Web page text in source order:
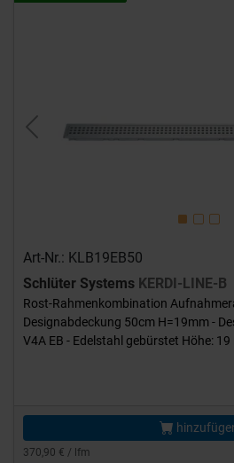
Previous
Art-Nr.: KLB19EB50
Schlüter Systems KERDI-LINE-B
Rost-Rahmenkombination
Designabdeckung 50cm H=19mm -
V4A EB - Edelstahl gebürstet Höhe:
370,90 € / lfm